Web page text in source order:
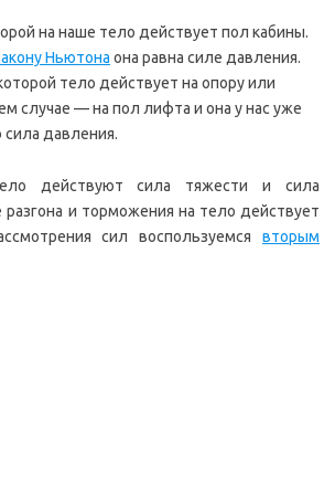
на наше тело действует пол кабины.
Ньютона она равна силе давления.
тело действует на опору или
случае — на пол лифта и она у нас уже
давления.
действуют сила тяжести и сила
разгона и торможения на тело действует
сил воспользуемся вторым